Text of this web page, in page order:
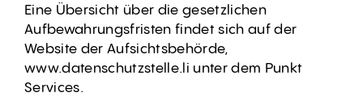
Eine Übersicht über die gesetzlichen
Aufbewahrungsfristen findet sich auf der
Website der Aufsichtsbehörde,
www.datenschutzstelle.li unter dem Punkt
Services.